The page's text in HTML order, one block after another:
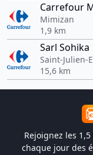
Carrefour
Mimizan
1,9 km
Sarl Sohika
Saint-Julien-
15,6 km
Rejoignez les
chaque jour des